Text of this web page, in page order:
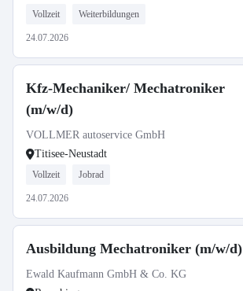
Vollzeit Weiterbildungen
24.07.2026
Kfz-Mechaniker/ Mechatroniker
(m/w/d)
VOLLMER autoservice GmbH
Titisee-Neustadt
Vollzeit Jobrad
24.07.2026
Ausbildung Mechatroniker (m/w/d)
Ewald Kaufmann GmbH & Co. KG